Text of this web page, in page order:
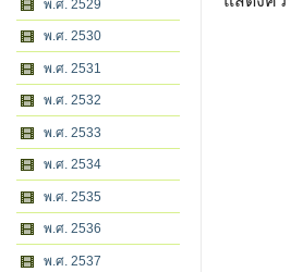
พ.ศ. 2529
พ.ศ. 2530
พ.ศ. 2531
พ.ศ. 2532
พ.ศ. 2533
พ.ศ. 2534
พ.ศ. 2535
พ.ศ. 2536
พ.ศ. 2537